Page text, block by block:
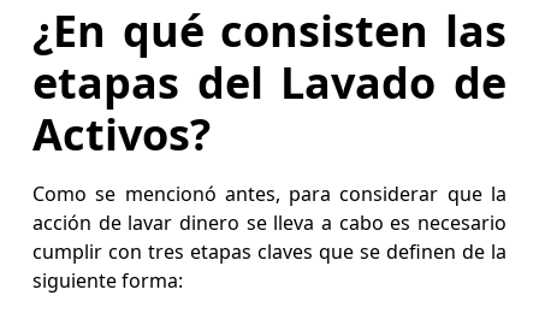
¿En qué consisten las
etapas del Lavado de
Activos?
Como se mencionó antes, para considerar que la
acción de lavar dinero se lleva a cabo es necesario
cumplir con tres etapas claves que se definen de la
siguiente forma: